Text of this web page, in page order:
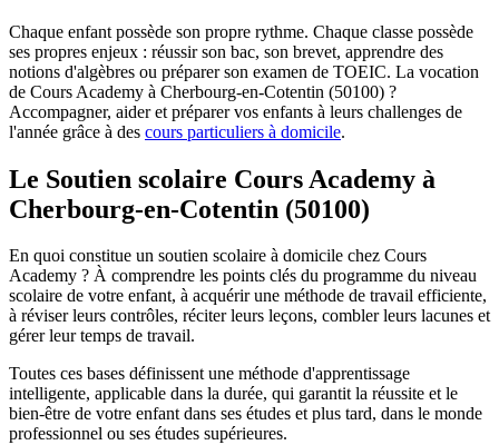
Chaque enfant possède son propre rythme. Chaque classe possède
ses propres enjeux : réussir son bac, son brevet, apprendre des
notions d'algèbres ou préparer son examen de TOEIC. La vocation
de Cours Academy à Cherbourg-en-Cotentin (50100) ?
Accompagner, aider et préparer vos enfants à leurs challenges de
l'année grâce à des cours particuliers à domicile.
Le Soutien scolaire Cours Academy à
Cherbourg-en-Cotentin (50100)
En quoi constitue un soutien scolaire à domicile chez Cours
Academy ? À comprendre les points clés du programme du niveau
scolaire de votre enfant, à acquérir une méthode de travail efficiente,
à réviser leurs contrôles, réciter leurs leçons, combler leurs lacunes et
gérer leur temps de travail.
Toutes ces bases définissent une méthode d'apprentissage
intelligente, applicable dans la durée, qui garantit la réussite et le
bien-être de votre enfant dans ses études et plus tard, dans le monde
professionnel ou ses études supérieures.